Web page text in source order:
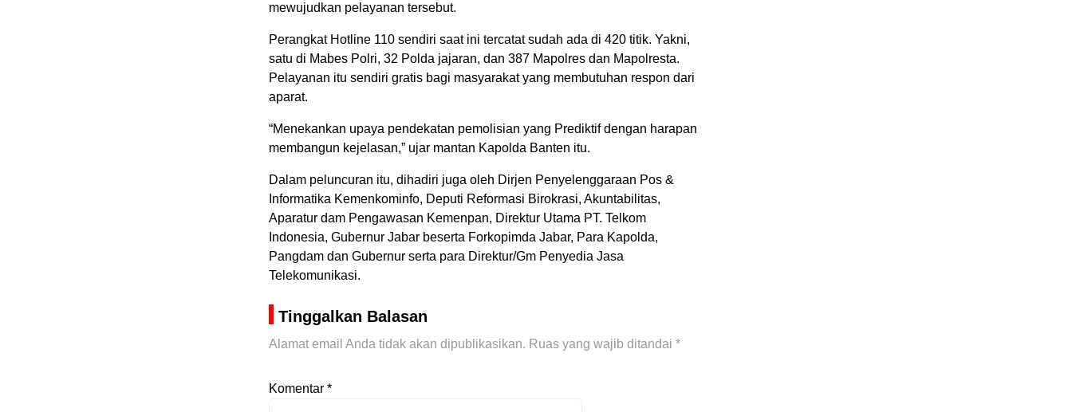
mewujudkan pelayanan tersebut.
Perangkat Hotline 110 sendiri saat ini tercatat sudah ada di 420 titik. Yakni,
satu di Mabes Polri, 32 Polda jajaran, dan 387 Mapolres dan Mapolresta.
Pelayanan itu sendiri gratis bagi masyarakat yang membutuhan respon dari
aparat.
“Menekankan upaya pendekatan pemolisian yang Prediktif dengan harapan
membangun kejelasan,” ujar mantan Kapolda Banten itu.
Dalam peluncuran itu, dihadiri juga oleh Dirjen Penyelenggaraan Pos &
Informatika Kemenkominfo, Deputi Reformasi Birokrasi, Akuntabilitas,
Aparatur dam Pengawasan Kemenpan, Direktur Utama PT. Telkom
Indonesia, Gubernur Jabar beserta Forkopimda Jabar, Para Kapolda,
Pangdam dan Gubernur serta para Direktur/Gm Penyedia Jasa
Telekomunikasi.
Tinggalkan Balasan
Alamat email Anda tidak akan dipublikasikan. Ruas yang wajib ditandai *
Komentar *